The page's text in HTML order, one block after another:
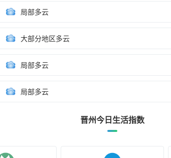
局部多云
大部分地区多云
局部多云
局部多云
晋州今日生活指数